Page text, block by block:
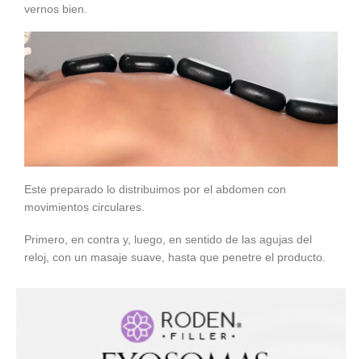
vernos bien.
Este preparado lo distribuimos por el abdomen con
movimientos circulares.
Primero, en contra y, luego, en sentido de las agujas del
reloj, con un masaje suave, hasta que penetre el producto.